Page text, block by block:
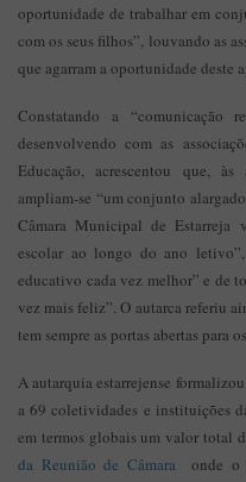
oportunidade de trabalhar em
com os seus filhos”, louvando as
que agarram a oportunidade deste
Constatando a “comunicação
desenvolvendo com as
Educação, acrescentou que,
ampliam-se “um conjunto
Câmara Municipal de Estarreja
escolar ao longo do ano
educativo cada vez melhor” e de
vez mais feliz”. O autarca referiu
tem sempre as portas abertas para
A autarquia estarrejense
a 69 coletividades e instituições
em termos globais um valor total
da Reunião de Câmara
onde o